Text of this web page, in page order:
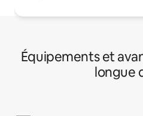
Équipements et
longue